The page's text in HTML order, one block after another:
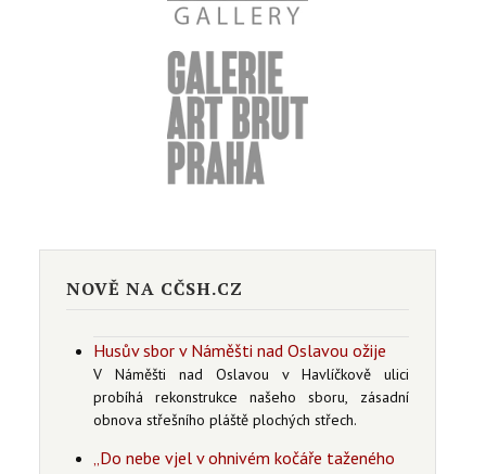
NOVĚ NA CČSH.CZ
Husův sbor v Náměšti nad Oslavou ožije
V Náměšti nad Oslavou v Havlíčkově ulici
probíhá rekonstrukce našeho sboru, zásadní
obnova střešního pláště plochých střech.
„Do nebe vjel v ohnivém kočáře taženého